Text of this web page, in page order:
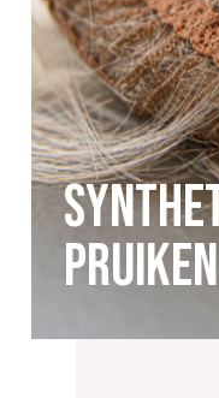
pruiken